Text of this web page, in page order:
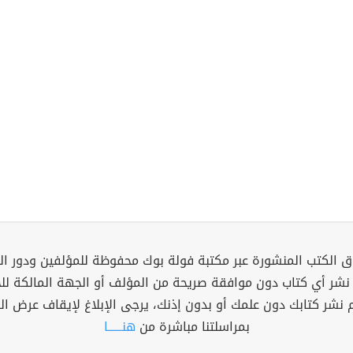
الكتب المنشورة عبر مكتبة فولة بوك محفوظة للمؤلفين ودور
نشر أي كتاب دون موافقة صريحة من المؤلف أو الجهة المالكة
نشر كتابك دون علمك أو بدون إذنك، يرجى الإبلاغ لإيقاف عرض
بمراسلتنا مباشرة من هنــــــا